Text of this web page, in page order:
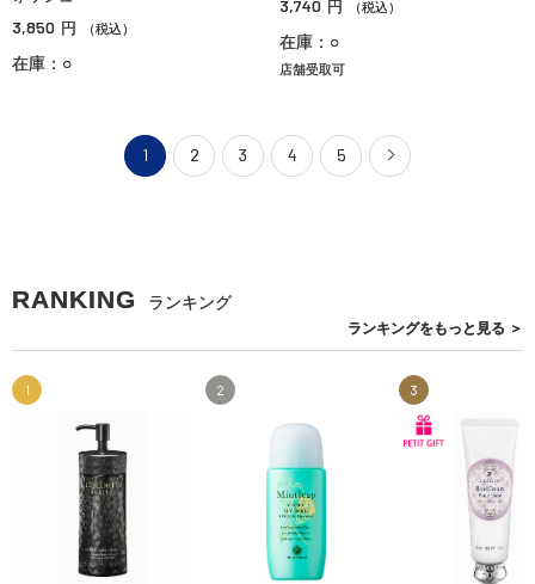
3,850 円 （税込）
在庫：○
3,740 円 （税込）
在庫：○
店舗受取可
1 2 3 4 5
RANKING ランキング
ランキングをもっと見る ＞
1 2 3